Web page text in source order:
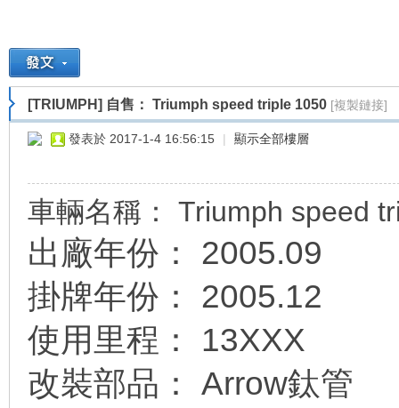
[TRIUMPH] 自售： Triumph speed triple 1050 [複製鏈接]
發表於 2017-1-4 16:56:15 | 顯示全部樓層
車輛名稱： Triumph speed
出廠年份： 2005.09
掛牌年份： 2005.12
使用里程： 13XXX
改裝部品： Arrow鈦管